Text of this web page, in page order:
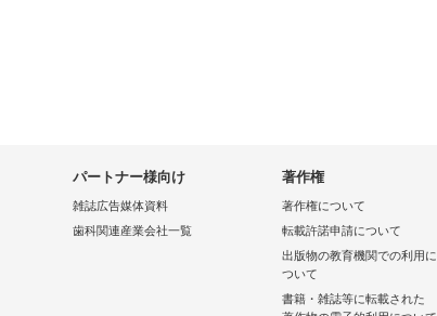
パートナー様向け
雑誌広告媒体資料
歯科関連産業会社一覧
著作権
著作権について
転載許諾申請について
出版物の教育機関での利用に
ついて
書籍・雑誌等に転載された